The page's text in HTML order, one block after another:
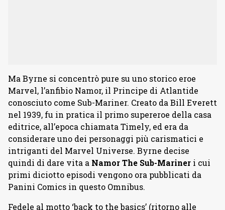
Ma Byrne si concentrò pure su uno storico eroe
Marvel, l’anfibio Namor, il Principe di Atlantide
conosciuto come Sub-Mariner. Creato da Bill Everett
nel 1939, fu in pratica il primo supereroe della casa
editrice, all’epoca chiamata Timely, ed era da
considerare uno dei personaggi più carismatici e
intriganti del Marvel Universe. Byrne decise
quindi di dare vita a Namor The Sub-Mariner i cui
primi diciotto episodi vengono ora pubblicati da
Panini Comics in questo Omnibus.
Fedele al motto ‘back to the basics’ (ritorno alle